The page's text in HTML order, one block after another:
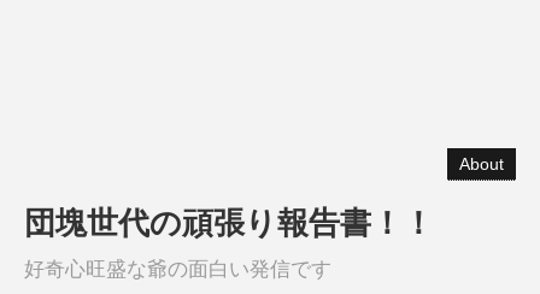
About
団塊世代の頑張り報告書！！
好奇心旺盛な爺の面白い発信です